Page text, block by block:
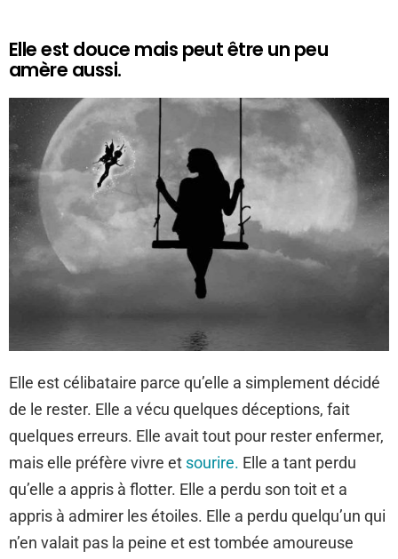
Elle est douce mais peut être un peu
amère aussi.
Elle est célibataire parce qu’elle a simplement décidé
de le rester. Elle a vécu quelques déceptions, fait
quelques erreurs. Elle avait tout pour rester enfermer,
mais elle préfère vivre et sourire. Elle a tant perdu
qu’elle a appris à flotter. Elle a perdu son toit et a
appris à admirer les étoiles. Elle a perdu quelqu’un qui
n’en valait pas la peine et est tombée amoureuse